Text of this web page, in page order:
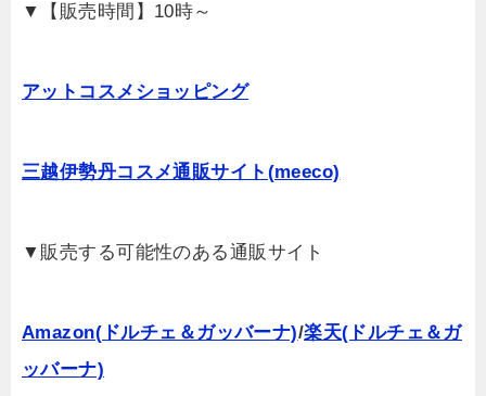
▼【販売時間】10時～
アットコスメショッピング
三越伊勢丹コスメ通販サイト(meeco)
▼販売する可能性のある通販サイト
Amazon(ドルチェ＆ガッバーナ)/楽天(ドルチェ＆ガ
ッバーナ)